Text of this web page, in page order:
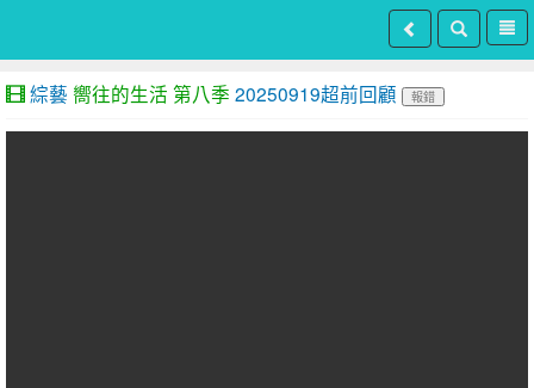
綜藝 嚮往的生活 第八季 20250919超前回顧 報錯